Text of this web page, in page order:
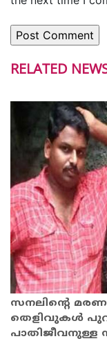
RELATED
സനലിന്റെ
തെളിവുകൾ